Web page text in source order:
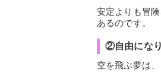
安定よりも冒
あるのです。
②自由にな
空を飛ぶ夢は、